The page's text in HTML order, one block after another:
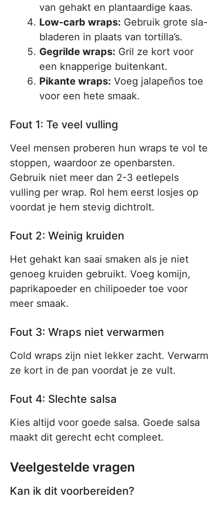
van gehakt en plantaardige kaas.
Low-carb wraps: Gebruik grote sla-
bladeren in plaats van tortilla’s.
Gegrilde wraps: Gril ze kort voor
een knapperige buitenkant.
Pikante wraps: Voeg jalapeños toe
voor een hete smaak.
Fout 1: Te veel vulling
Veel mensen proberen hun wraps te vol te
stoppen, waardoor ze openbarsten.
Gebruik niet meer dan 2-3 eetlepels
vulling per wrap. Rol hem eerst losjes op
voordat je hem stevig dichtrolt.
Fout 2: Weinig kruiden
Het gehakt kan saai smaken als je niet
genoeg kruiden gebruikt. Voeg komijn,
paprikapoeder en chilipoeder toe voor
meer smaak.
Fout 3: Wraps niet verwarmen
Cold wraps zijn niet lekker zacht. Verwarm
ze kort in de pan voordat je ze vult.
Fout 4: Slechte salsa
Kies altijd voor goede salsa. Goede salsa
maakt dit gerecht echt compleet.
Veelgestelde vragen
Kan ik dit voorbereiden?